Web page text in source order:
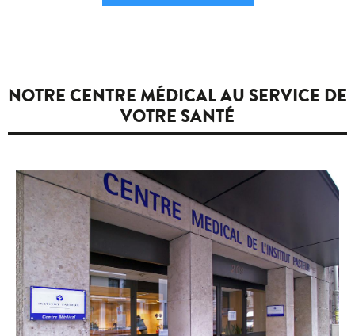
NOTRE CENTRE MÉDICAL AU SERVICE DE
VOTRE SANTÉ